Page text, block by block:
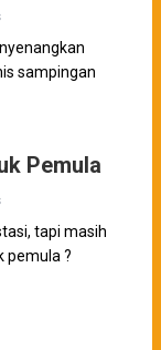
sampingan
Pemula
tapi masih
pemula ?